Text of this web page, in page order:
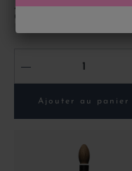
Armagnac Darroze
Collection Unique 1974 -
Domaine de Tucom
-
Ajouter au panier